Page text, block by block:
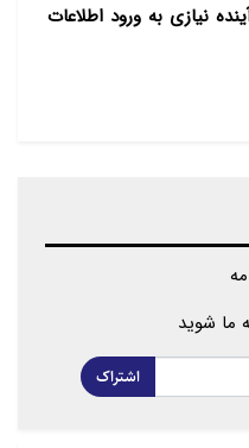
نیازی به ورود اطلاعات
ما شوید
اشتراک